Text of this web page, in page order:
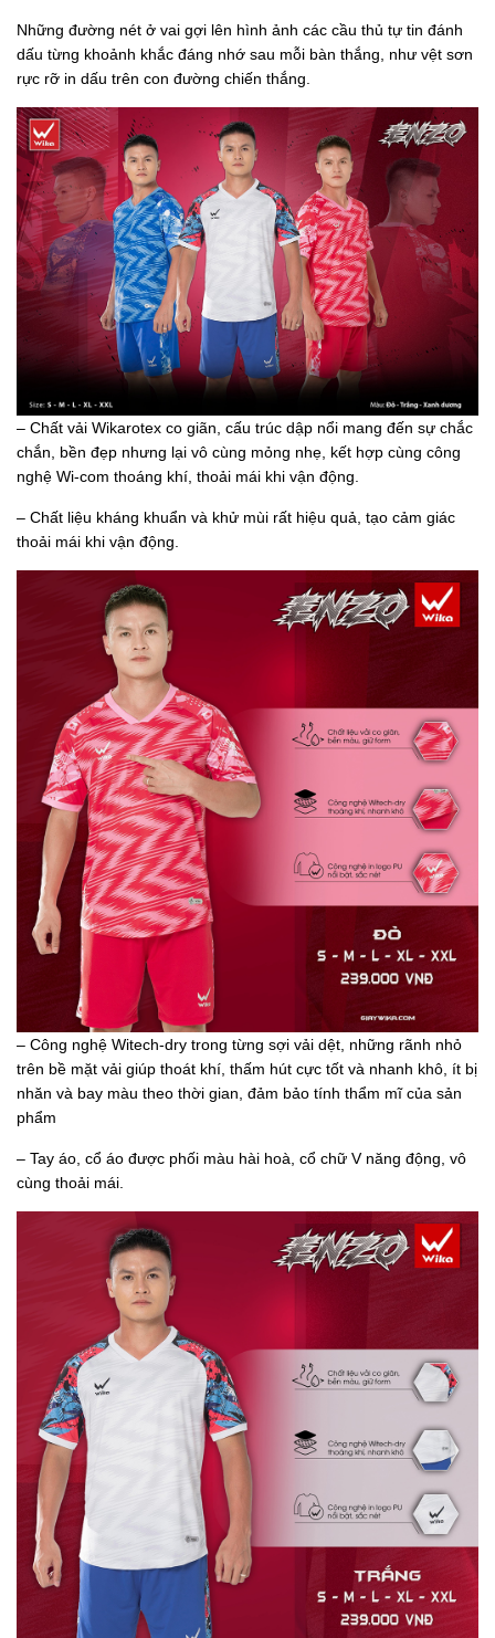
Những đường nét ở vai gợi lên hình ảnh các cầu thủ tự tin đánh
dấu từng khoảnh khắc đáng nhớ sau mỗi bàn thắng, như vệt sơn
rực rỡ in dấu trên con đường chiến thắng.
– Chất vải Wikarotex co giãn, cấu trúc dập nổi mang đến sự chắc
chắn, bền đẹp nhưng lại vô cùng mỏng nhẹ, kết hợp cùng công
nghệ Wi-com thoáng khí, thoải mái khi vận động.
– Chất liệu kháng khuẩn và khử mùi rất hiệu quả, tạo cảm giác
thoải mái khi vận động.
– Công nghệ Witech-dry trong từng sợi vải dệt, những rãnh nhỏ
trên bề mặt vải giúp thoát khí, thấm hút cực tốt và nhanh khô, ít bị
nhăn và bay màu theo thời gian, đảm bảo tính thẩm mĩ của sản
phẩm
– Tay áo, cổ áo được phối màu hài hoà, cổ chữ V năng động, vô
cùng thoải mái.